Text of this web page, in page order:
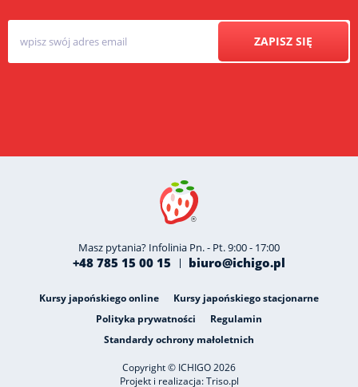
ZAPISZ SIĘ
Masz pytania? Infolinia Pn. - Pt. 9:00 - 17:00
+48 785 15 00 15 biuro@ichigo.pl
Kursy japońskiego online
Kursy japońskiego stacjonarne
Polityka prywatności
Regulamin
Standardy ochrony małoletnich
Copyright © ICHIGO 2026
Projekt i realizacja:Triso.pl